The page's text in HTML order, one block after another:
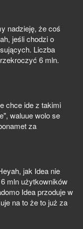
nadzieję, że coś
jeśli chodzi o
Liczba
6 mln.
chce ide z takimi
waluue wolo se
za
jak Idea nie
mln użytkowników
Idea przoduje w
na to że to już za